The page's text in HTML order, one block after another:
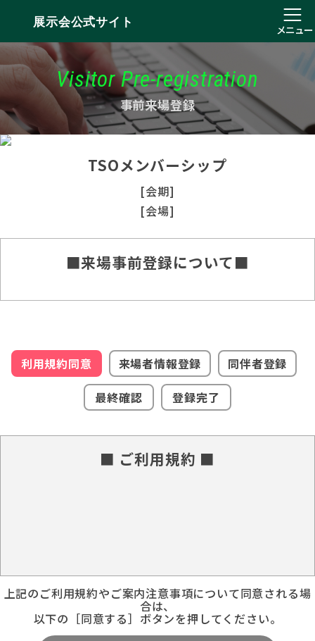
展示会公式サイト
メニュー
Visitor Pre-registration
事前来場登録
TSOメンバーシップ
[会期]
[会場]
■来場事前登録について■
利用規約同意 来場者情報登録
同伴者登録
最終確認
登録完了
■ ご利用規約 ■
上記のご利用規約やご案内注意事項について同意される場
合は、
以下の［同意する］ボタンを押してください。